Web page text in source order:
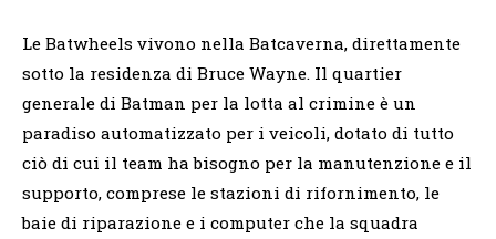
Le Batwheels vivono nella Batcaverna, direttamente
sotto la residenza di Bruce Wayne. Il quartier
generale di Batman per la lotta al crimine è un
paradiso automatizzato per i veicoli, dotato di tutto
ciò di cui il team ha bisogno per la manutenzione e il
supporto, comprese le stazioni di rifornimento, le
baie di riparazione e i computer che la squadra